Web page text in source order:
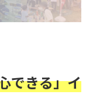
できる」イ